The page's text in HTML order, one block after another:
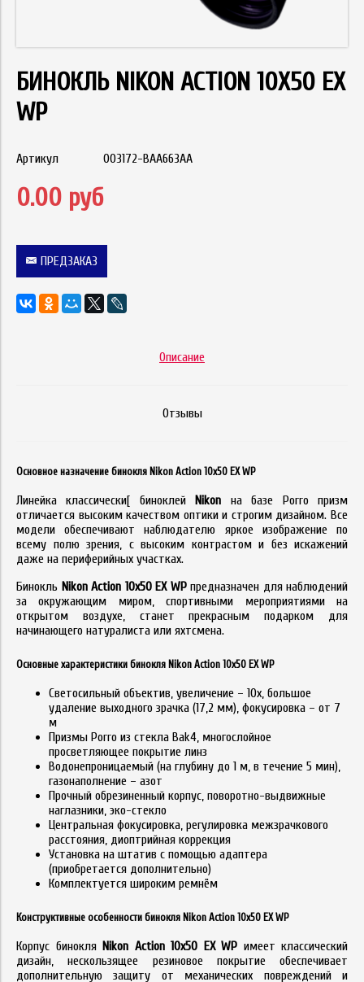
БИНОКЛЬ NIKON ACTION 10X50 EX
WP
Артикул 003172-BAA663AA
0.00 руб
ПРЕДЗАКАЗ
Описание
Отзывы
Основное назначение бинокля Nikon Action 10x50 EX WP
Линейка классически[ биноклейNikon на базе Porro призм
отличается высоким качеством оптики и строгим дизайном. Все
модели обеспечивают наблюдателю яркое изображение по
всему полю зрения, с высоким контрастом и без искажений
даже на периферийных участках.
Бинокль Nikon Action 10x50 EX WPпредназначен для наблюдений
за окружающим миром, спортивными мероприятиями на
открытом воздухе, станет прекрасным подарком для
начинающего натуралиста или яхтсмена.
Основные характеристики бинокля Nikon Action 10x50 EX WP
Светосильный объектив, увеличение – 10х, большое
удаление выходного зрачка (17,2 мм), фокусировка – от 7
м
Призмы Porro из стекла Bak4, многослойное
просветляющее покрытие линз
Водонепроницаемый (на глубину до 1 м, в течение 5 мин),
газонаполнение – азот
Прочный обрезиненный корпус, поворотно-выдвижные
наглазники, эко-стекло
Центральная фокусировка, регулировка межзрачкового
расстояния, диоптрийная коррекция
Установка на штатив с помощью адаптера
(приобретается дополнительно)
Комплектуется широким ремнём
Конструктивные особенности бинокля Nikon Action 10x50 EX WP
Корпус бинокля Nikon Action 10x50 EX WP имеет классический
дизайн, нескользящее резиновое покрытие обеспечивает
дополнительную защиту от механических повреждений и